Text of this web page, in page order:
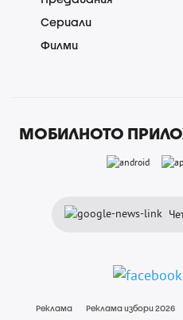
Сериали
Филми
МОБИЛНОТО
Реклама Реклама избори 2026